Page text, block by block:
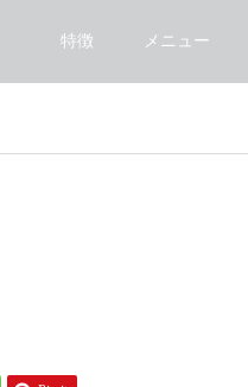
特徴 メニュー